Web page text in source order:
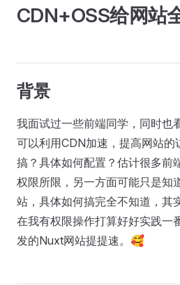
CDN+OSS给网站
背景
我面试过一些前端同学，同时也
可以利用CDN加速，提高网站的
搞？具体如何配置？估计很多前
权限所限，另一方面可能只是知
站，具体如何搞完全不知道，其
在我有权限操作打算好好实践一
发的Nuxt网站提提速。🥰